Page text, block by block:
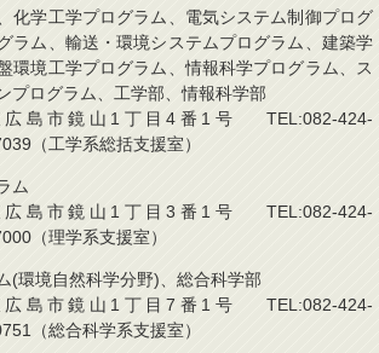
化学工学プログラム、電気システム制御プログ
ラム、輸送・環境システムプログラム、建築学
環境工学プログラム、情報科学プログラム、ス
プログラム、工学部、情報科学部
島市鏡山1丁目4番1号 TEL:082-424-
（工学系総括支援室）
ム
島市鏡山1丁目3番1号 TEL:082-424-
（理学系支援室）
(環境自然科学分野)、総合科学部
島市鏡山1丁目7番1号 TEL:082-424-
（総合科学系支援室）